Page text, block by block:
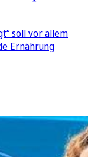
soll vor allem
Ernährung